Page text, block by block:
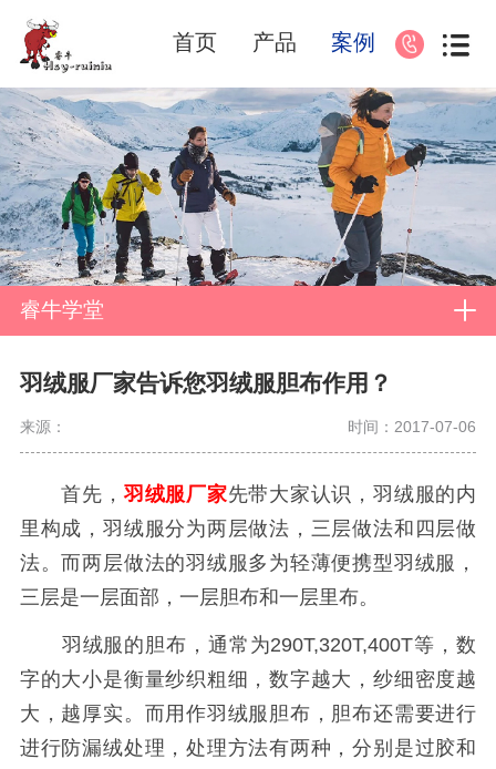
首页 产品 案例
睿牛学堂
羽绒服厂家告诉您羽绒服胆布作用？
来源： 时间：2017-07-06
首先， 羽绒服厂家先带大家认识，羽绒服的内
里构成，羽绒服分为两层做法，三层做法和四层做
法。而两层做法的羽绒服多为轻薄便携型羽绒服，
三层是一层面部，一层胆布和一层里布。
羽绒服的胆布，通常为290T,320T,400T等，数
字的大小是衡量纱织粗细，数字越大，纱细密度越
大，越厚实。而用作羽绒服胆布，胆布还需要进行
进行防漏绒处理，处理方法有两种，分别是过胶和